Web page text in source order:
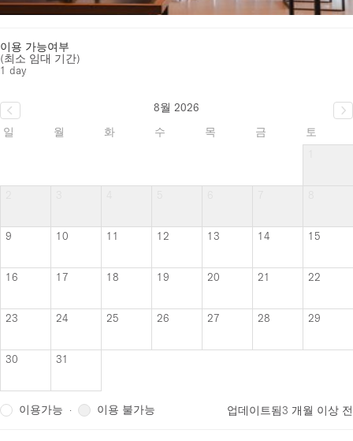
이용 가능여부
(최소 임대 기간)
1 day
8월 2026
일
월 화 수 목 금
토
9 10 11 12 13 14 15
16 17 18 19 20 21 22
23 24 25 26 27 28 29
30 31
이용가능 · 이용 불가능 업데이트됨3 개월 이상 전